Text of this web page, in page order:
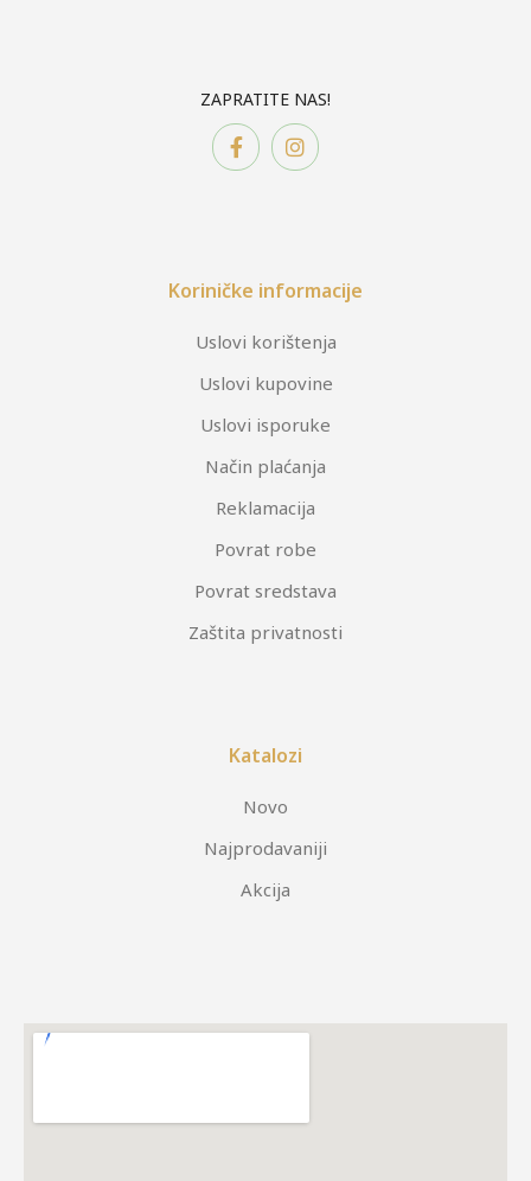
ZAPRATITE NAS!
Koriničke informacije
Uslovi korištenja
Uslovi kupovine
Uslovi isporuke
Način plaćanja
Reklamacija
Povrat robe
Povrat sredstava
Zaštita privatnosti
Katalozi
Novo
Najprodavaniji
Akcija